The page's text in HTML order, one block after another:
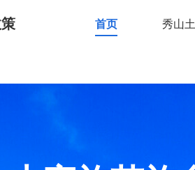
首页 秀山